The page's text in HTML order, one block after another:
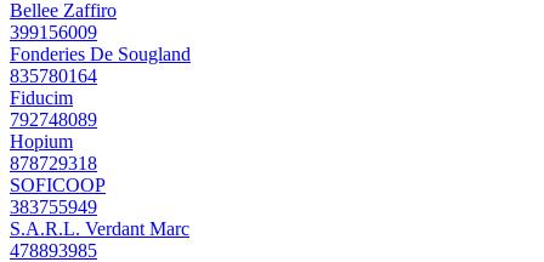
Bellee Zaffiro
399156009
Fonderies De Sougland
835780164
Fiducim
792748089
Hopium
878729318
SOFICOOP
383755949
S.A.R.L. Verdant Marc
478893985